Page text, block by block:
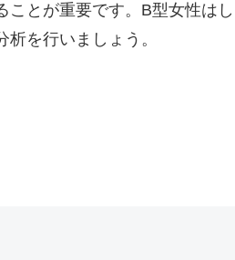
とが重要です。B型女性はし
を行いましょう。